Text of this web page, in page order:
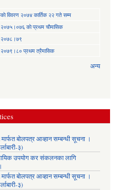
विवरण २०७४ कार्तिक २२ गते सम्म
२०७५।०७६ काे प्रथम चाैमासिक
२०७८।७९
२०७९।८० प्रथम त्रैमासिक
अन्य
बोलपत्र आव्हान सम्बन्धी सूचना ।
३)
उपयोग कर संकलनका लागि
बोलपत्र आव्हान सम्बन्धी सूचना ।
३)